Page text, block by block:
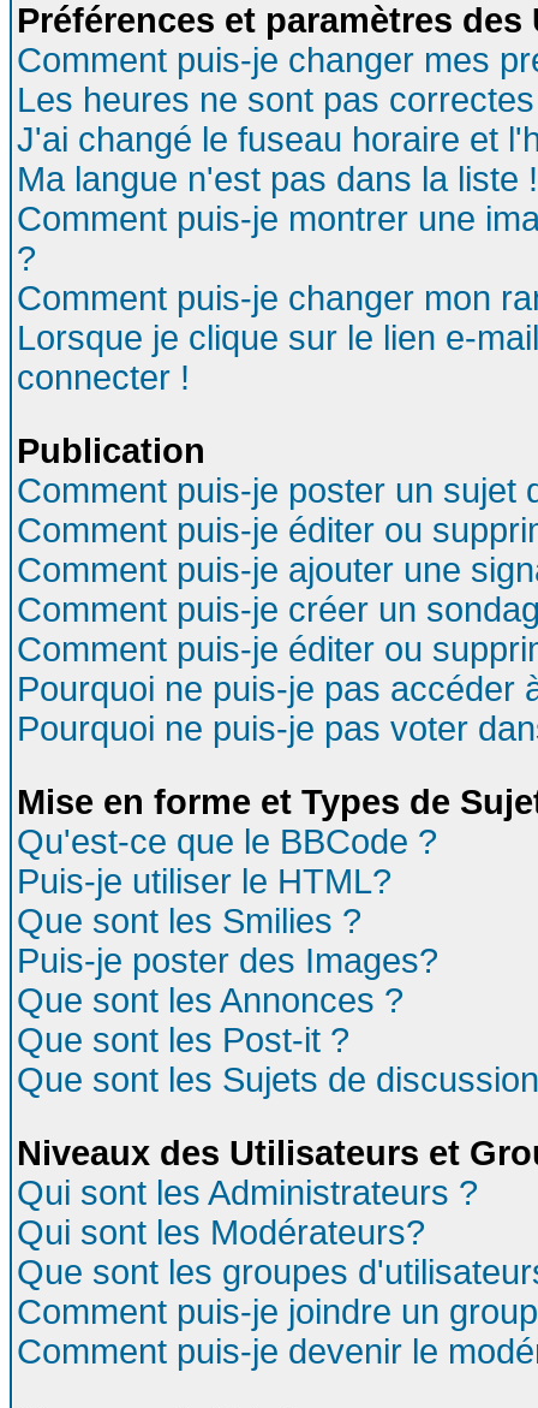
Préférences et paramètres
Comment puis-je changer mes
Les heures ne sont pas
J'ai changé le fuseau horaire et
Ma langue n'est pas dans la liste !
Comment puis-je montrer une
?
Comment puis-je changer mon
Lorsque je clique sur le lien e-
connecter !
Publication
Comment puis-je poster un sujet
Comment puis-je éditer ou
Comment puis-je ajouter une
Comment puis-je créer un
Comment puis-je éditer ou
Pourquoi ne puis-je pas accéder
Pourquoi ne puis-je pas voter
Mise en forme et Types de
Qu'est-ce que le BBCode ?
Puis-je utiliser le HTML?
Que sont les Smilies ?
Puis-je poster des Images?
Que sont les Annonces ?
Que sont les Post-it ?
Que sont les Sujets de
Niveaux des Utilisateurs et
Qui sont les Administrateurs ?
Qui sont les Modérateurs?
Que sont les groupes
Comment puis-je joindre un
Comment puis-je devenir le